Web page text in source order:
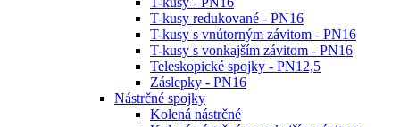
T-kusy redukované - PN16
T-kusy s vnútorným závitom - PN16
T-kusy s vonkajším závitom - PN16
Teleskopické spojky - PN12,5
Záslepky - PN16
Nástrčné spojky
Kolená nástrčné